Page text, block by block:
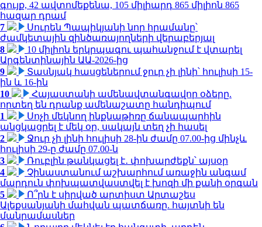
գույք, 42 ավտոմեքենա, 105 միլիարդ 865 միլիոն 865
հազար դրամ
7
Սուրեն Պապիկյանի նոր հրամանը՝
ժամկետային զինծառայողների վերաբերյալ
8
10 միլիոն երկրպագու պահանջում է վտարել
Արգենտինային ԱԱ-2026-ից
9
Տասնյակ հասցեներում ջուր չի լինի՝ հուլիսի 15-
ին և 16-ին
10
Հայաստանի ամենավտանգավոր օձերը.
որտեղ են դրանք ամենաշատը հանդիպում
1
Սոչի մեկնող ինքնաթիռը ճանապարհին
անցկացրել է մեկ օր, սակայն տեղ չի հասել
2
Ջուր չի լինի հուլիսի 28-ին ժամը 07.00-ից մինչև
հուլիսի 29-ը ժամը 07.00-ն
3
Ռուբլին թանկացել է․ փոխարժեքն՝ այսօր
4
Չինաստանում աշխարհում առաջին անգամ
մարդուն փոխպատվաստվել է խոզի մի քանի օրգան
5
Ո՞րն է սիրված արտիստ Արտաշես
Ալեքսանյանի մահվան պատճառը. հայտնի են
մանրամասներ